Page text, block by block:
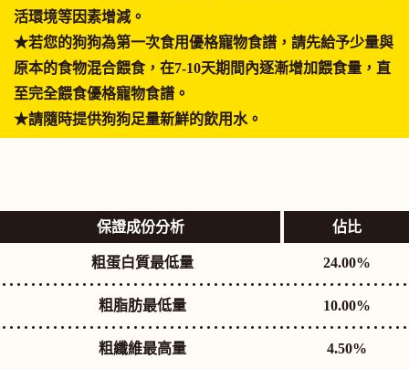
活環境等因素增減。
★若您的狗狗為第一次食用優格寵物食譜，請先給予少量與
原本的食物混合餵食，在7-10天期間內逐漸增加餵食量，直
至完全餵食優格寵物食譜。
★請隨時提供狗狗足量新鮮的飲用水。
保證成份分析 佔比
粗蛋白質最低量 24.00%
粗脂肪最低量 10.00%
粗纖維最高量 4.50%